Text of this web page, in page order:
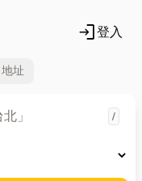
login登入
地址
/